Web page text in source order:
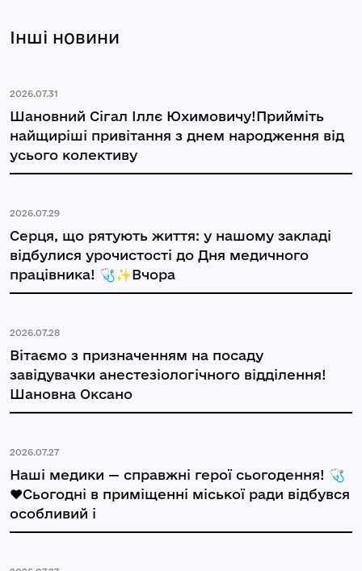
Інші новини
2026.07.31
Шановний Сігал Іллє Юхимовичу!Прийміть
найщиріші привітання з днем народження від
усього колективу
2026.07.29
Серця, що рятують життя: у нашому закладі
відбулися урочистості до Дня медичного
працівника! 🩺✨Вчора
2026.07.28
Вітаємо з призначенням на посаду
завідувачки анестезіологічного відділення!
Шановна Оксано
2026.07.27
Наші медики — справжні герої сьогодення! 🩺
❤️Сьогодні в приміщенні міської ради відбувся
особливий і